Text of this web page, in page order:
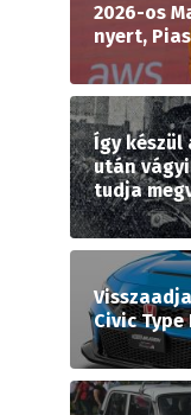
2026-os
nyert,
Így készül
után
tudja
Civic Type